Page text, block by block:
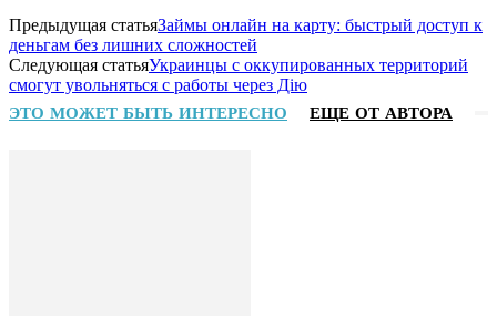
Предыдущая статьяЗаймы онлайн на карту: быстрый доступ к
деньгам без лишних сложностей
Следующая статьяУкраинцы с оккупированных территорий
смогут увольняться с работы через Дію
ЭТО МОЖЕТ БЫТЬ ИНТЕРЕСНО ЕЩЕ ОТ АВТОРА